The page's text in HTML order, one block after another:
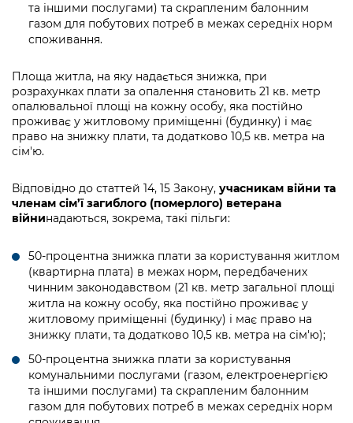
Гендерна політика
Київська міська військова адміністрація
Портал послуг
Важливе під час воєнного стану
Публічні дашборди
та іншими послугами) та скрапленим балонним
газом для побутових потреб в межах середніх норм
споживання.
Площа житла, на яку надається знижка, при
розрахунках плати за опалення становить 21 кв. метр
опалювальної площі на кожну особу, яка постійно
проживає у житловому приміщенні (будинку) і має
право на знижку плати, та додатково 10,5 кв. метра на
сім'ю.
Відповідно до статтей 14, 15 Закону, учасникам війни та
членам сім’ї загиблого (померлого) ветерана
війнинадаються, зокрема, такі пільги:
50-процентна знижка плати за користування житлом
(квартирна плата) в межах норм, передбачених
чинним законодавством (21 кв. метр загальної площі
житла на кожну особу, яка постійно проживає у
житловому приміщенні (будинку) і має право на
знижку плати, та додатково 10,5 кв. метра на сім'ю);
50-процентна знижка плати за користування
комунальними послугами (газом, електроенергією
та іншими послугами) та скрапленим балонним
газом для побутових потреб в межах середніх норм